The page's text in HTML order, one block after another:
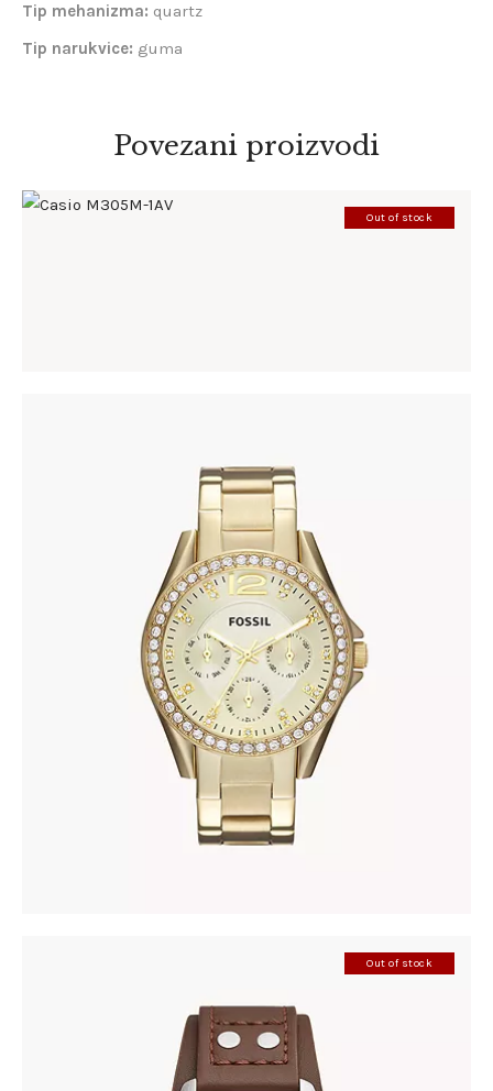
Tip mehanizma: quartz
Tip narukvice: guma
Povezani proizvodi
Out of stock
FOSSIL ES3203
345 00 KM
Out of stock